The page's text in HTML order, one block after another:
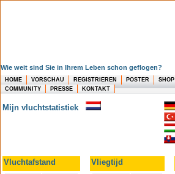
Wie weit sind Sie in Ihrem Leben schon geflogen?
HOME VORSCHAU REGISTRIEREN POSTER
SHOP
COMMUNITY
PRESSE KONTAKT
Mijn vluchtstatistiek
Vluchtafstand Vliegtijd